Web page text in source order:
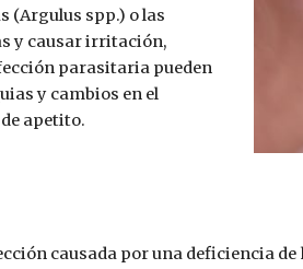
(Argulus spp.) o las
y causar irritación,
parasitaria pueden
y cambios en el
apetito.
causada por una deficiencia de